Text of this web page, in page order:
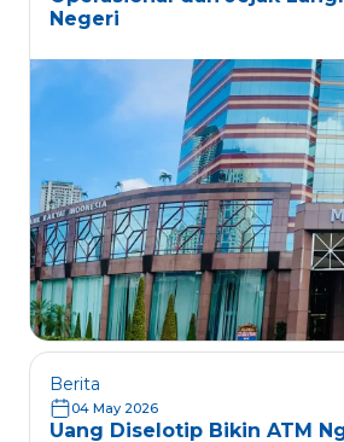
Negeri
Berita
04 May 2026
Uang Diselotip Bikin ATM